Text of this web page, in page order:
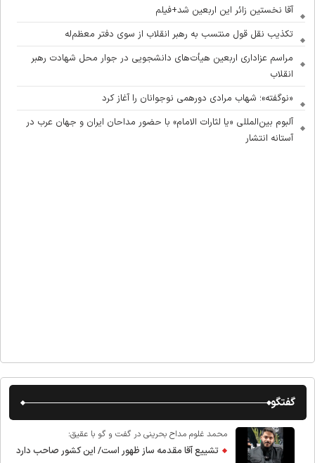
آقا نخستین زائر این اربعین شد+فیلم
تکذیب نقل قول منتسب به رهبر انقلاب از سوی دفتر معظم‌له
مراسم عزاداری اربعین هیأت‌های دانشجویی در جوار محل شهادت رهبر
انقلاب
«نوگفته»؛ شهاب مرادی دورهمی نوجوانان را آغاز کرد
آلبوم بین‌المللی «یا لثارات الامام» با حضور مداحان ایران و جهان عرب در
آستانه انتشار
گفتگو
محمد غلوم مداح بحرینی در گفت و گو با عقیق:
تشییع آقا مقدمه ساز ظهور است/ این کشور صاحب دارد